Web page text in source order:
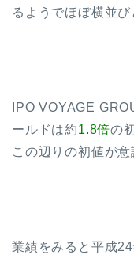
るようでほぼ横並
IPO VOYAGE
ールドは約1.8倍の
この辺りの初値が
業績をみると平成